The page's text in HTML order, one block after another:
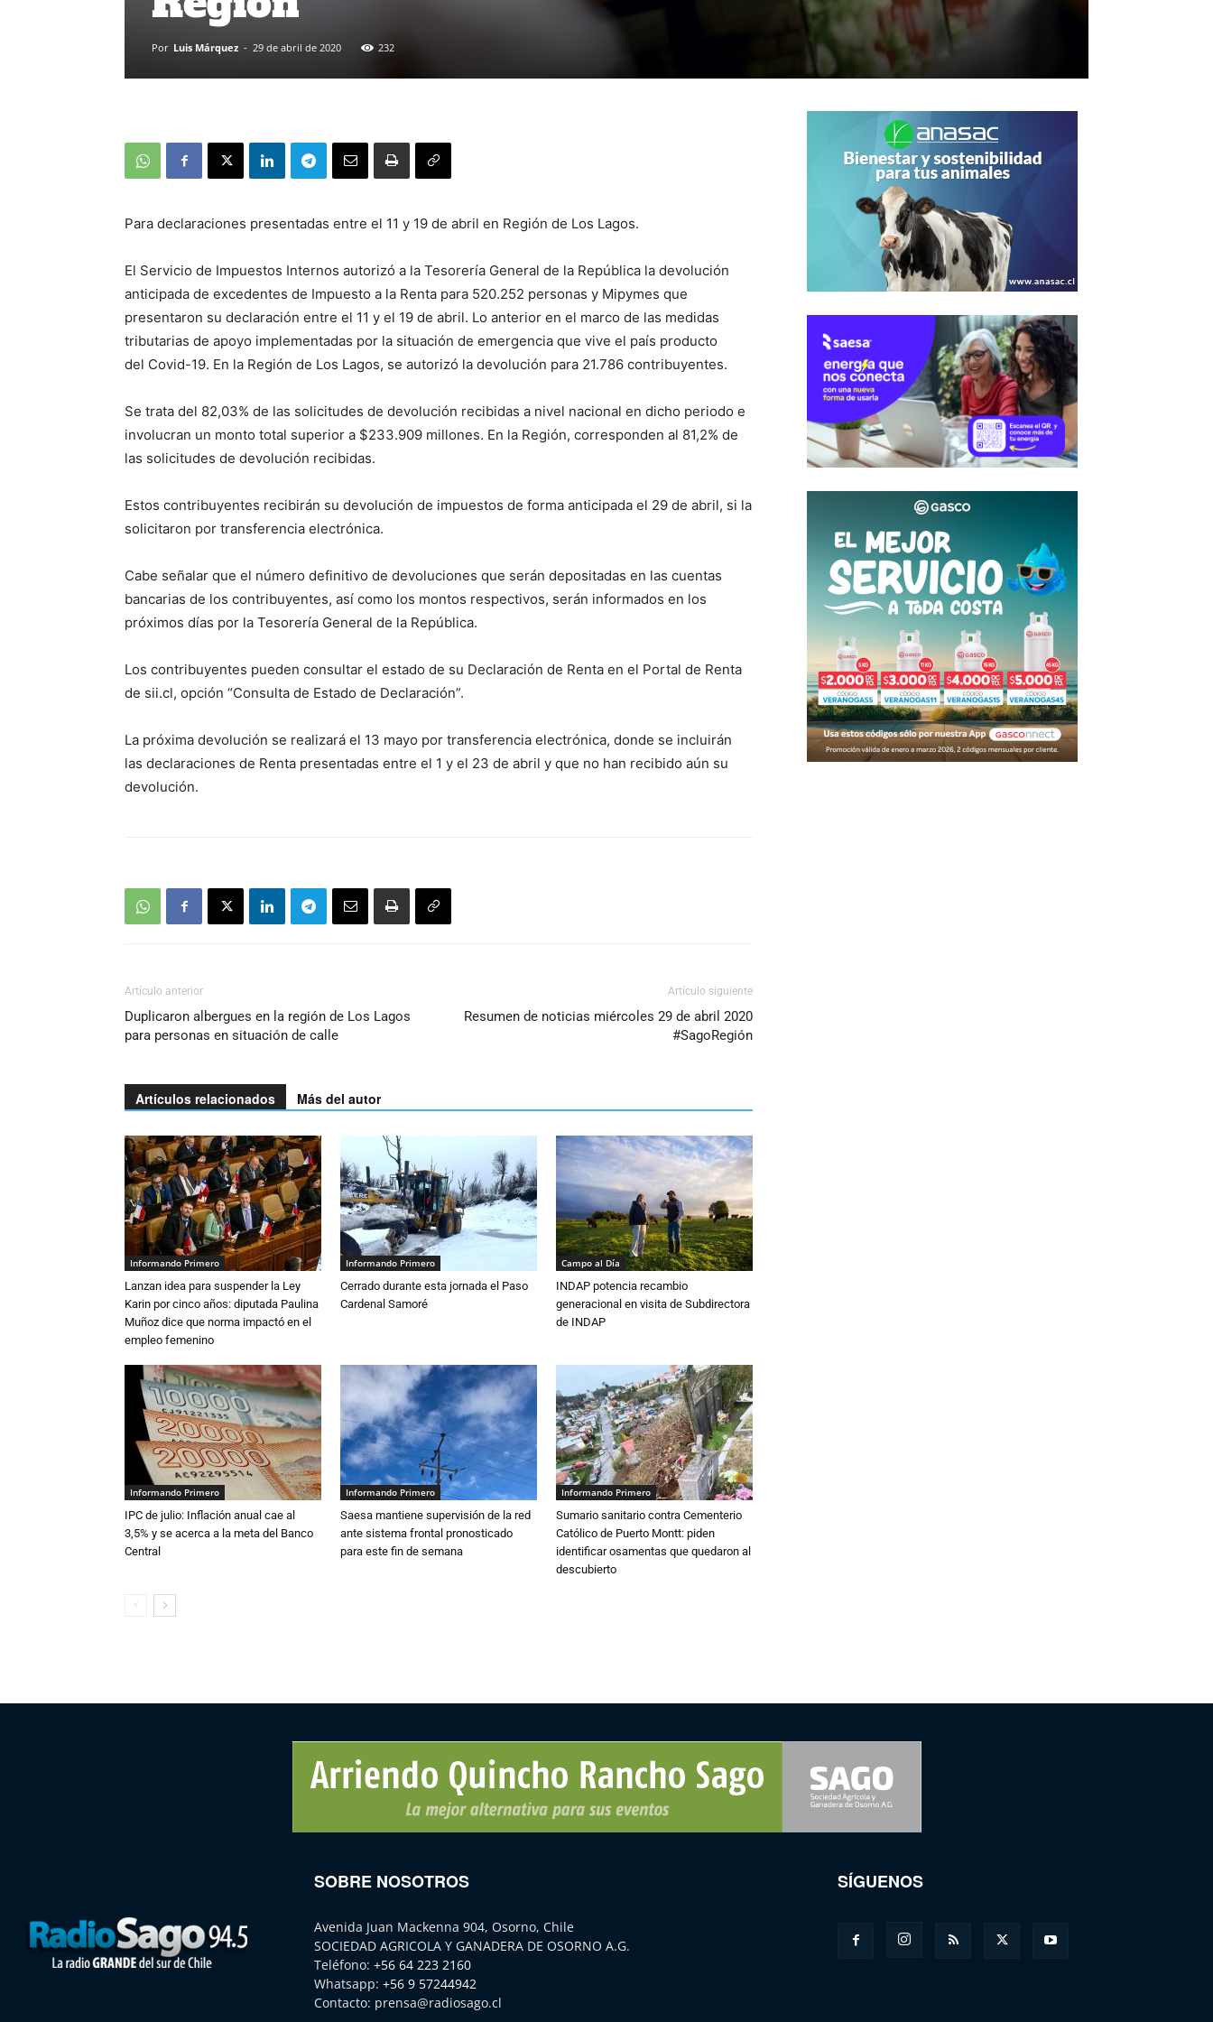
Por Luis Márquez - 29 de abril de 2020 232
Para declaraciones presentadas entre el 11 y 19 de abril en Región de Los Lagos.
El Servicio de Impuestos Internos autorizó a la Tesorería General de la República la devolución
anticipada de excedentes de Impuesto a la Renta para 520.252 personas y Mipymes que
presentaron su declaración entre el 11 y el 19 de abril. Lo anterior en el marco de las medidas
tributarias de apoyo implementadas por la situación de emergencia que vive el país producto
del Covid-19. En la Región de Los Lagos, se autorizó la devolución para 21.786 contribuyentes.
Se trata del 82,03% de las solicitudes de devolución recibidas a nivel nacional en dicho periodo e
involucran un monto total superior a $233.909 millones. En la Región, corresponden al 81,2% de
las solicitudes de devolución recibidas.
Estos contribuyentes recibirán su devolución de impuestos de forma anticipada el 29 de abril, si la
solicitaron por transferencia electrónica.
Cabe señalar que el número definitivo de devoluciones que serán depositadas en las cuentas
bancarias de los contribuyentes, así como los montos respectivos, serán informados en los
próximos días por la Tesorería General de la República.
Los contribuyentes pueden consultar el estado de su Declaración de Renta en el Portal de Renta
de sii.cl, opción “Consulta de Estado de Declaración”.
La próxima devolución se realizará el 13 mayo por transferencia electrónica, donde se incluirán
las declaraciones de Renta presentadas entre el 1 y el 23 de abril y que no han recibido aún su
devolución.
Artículo anterior
Duplicaron albergues en la región de Los Lagos
para personas en situación de calle
Artículo siguiente
Resumen de noticias miércoles 29 de abril 2020
#SagoRegión
Artículos relacionados Más del autor
Informando Primero
Lanzan idea para suspender la Ley
Karin por cinco años: diputada Paulina
Muñoz dice que norma impactó en el
empleo femenino
Informando Primero
Cerrado durante esta jornada el Paso
Cardenal Samoré
Campo al Día
INDAP potencia recambio
generacional en visita de Subdirectora
de INDAP
Informando Primero
IPC de julio: Inflación anual cae al
3,5% y se acerca a la meta del Banco
Central
Informando Primero
Saesa mantiene supervisión de la red
ante sistema frontal pronosticado
para este fin de semana
Informando Primero
Sumario sanitario contra Cementerio
Católico de Puerto Montt: piden
identificar osamentas que quedaron al
descubierto
SOBRE NOSOTROS
Avenida Juan Mackenna 904, Osorno, Chile
SOCIEDAD AGRICOLA Y GANADERA DE OSORNO A.G.
Teléfono: +56 64 223 2160
Whatsapp: +56 9 57244942
Contacto: prensa@radiosago.cl
SÍGUENOS